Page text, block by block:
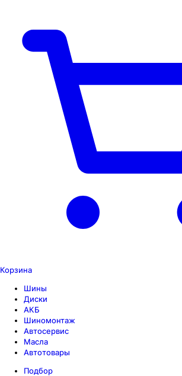
Корзина
Шины
Диски
АКБ
Шиномонтаж
Автосервис
Масла
Автотовары
Подбор